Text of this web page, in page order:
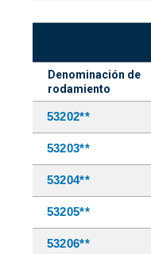
Denominación de
rodamiento
53202**
53203**
53204**
53205**
53206**